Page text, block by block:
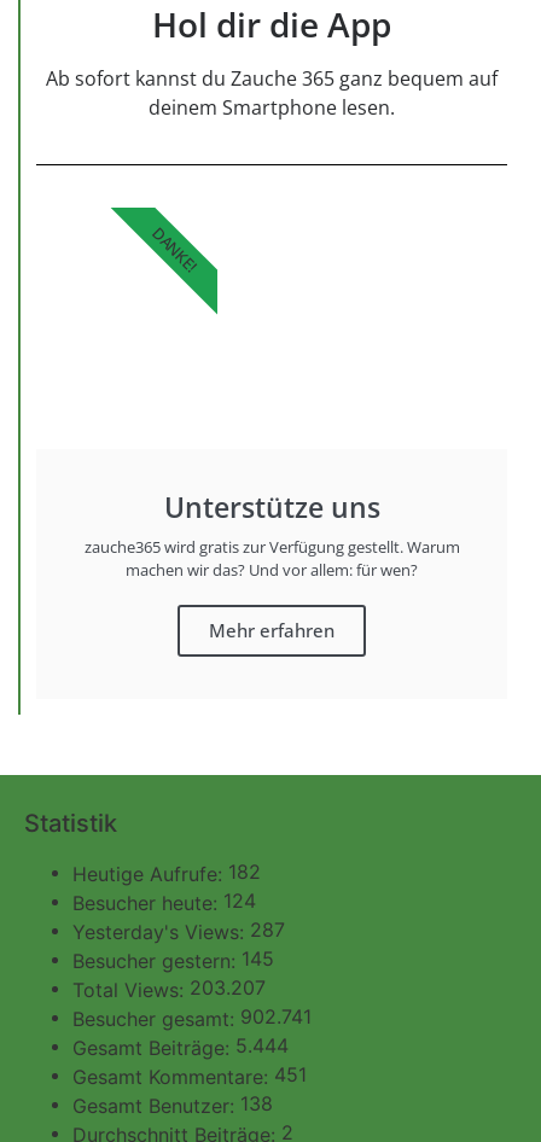
Hol dir die App
Ab sofort kannst du Zauche 365 ganz bequem auf
deinem Smartphone lesen.
Unterstütze uns
zauche365 wird gratis zur Verfügung gestellt. Warum
machen wir das? Und vor allem: für wen?
Mehr erfahren
DANKE!
Statistik
Heutige Aufrufe: 182
Besucher heute: 124
Yesterday's Views: 287
Besucher gestern: 145
Total Views: 203.207
Besucher gesamt: 902.741
Gesamt Beiträge: 5.444
Gesamt Kommentare: 451
Gesamt Benutzer: 138
Durchschnitt Beiträge: 2